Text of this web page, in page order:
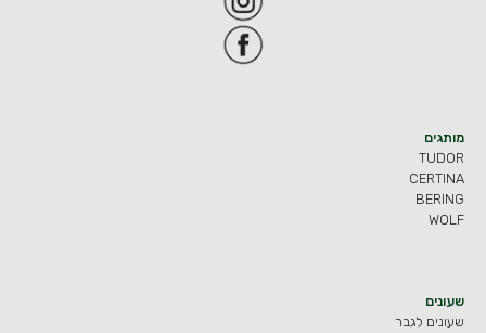
מותגים
TUDOR
CERTINA
BERING
WOLF
שעונים
שעונים לגבר